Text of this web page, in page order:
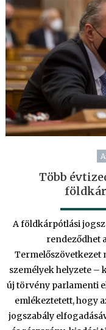
Több
A földkárpótlási
rendeződhet
Termelőszövetkezet
személyek helyzete –
új törvény parlamenti
emlékeztetett, hogy
jogszabály